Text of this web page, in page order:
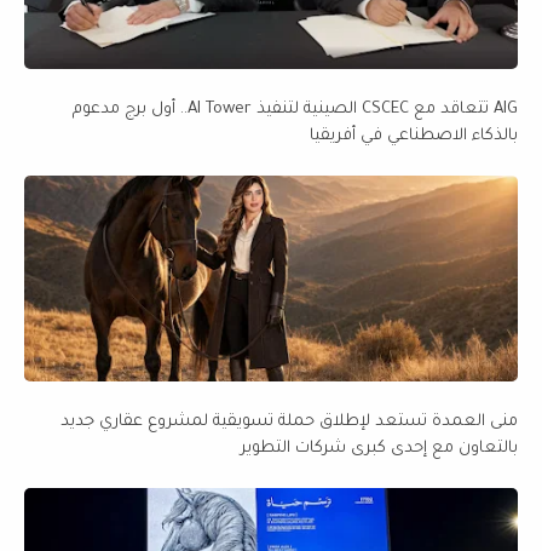
AIG تتعاقد مع CSCEC الصينية لتنفيذ AI Tower.. أول برج مدعوم
بالذكاء الاصطناعي في أفريقيا
منى العمدة تستعد لإطلاق حملة تسويقية لمشروع عقاري جديد
بالتعاون مع إحدى كبرى شركات التطوير